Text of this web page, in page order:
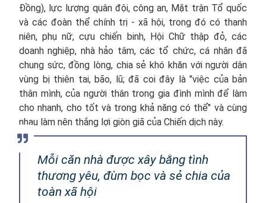
Đồng), lực lượng quân đội, công an, Mặt trận Tổ quốc
và các đoàn thể chính trị - xã hội, trong đó có thanh
niên, phụ nữ, cựu chiến binh, Hội Chữ thập đỏ, các
doanh nghiệp, nhà hảo tâm, các tổ chức, cá nhân đã
chung sức, đồng lòng, chia sẻ khó khăn với người dân
vùng bị thiên tai, bão, lũ; đã coi đây là "việc của bản
thân mình, của người thân trong gia đình mình để làm
cho nhanh, cho tốt và trong khả năng có thể" và cùng
nhau làm nên thắng lợi giòn giã của Chiến dịch này.
Mỗi căn nhà được xây bằng tình
thương yêu, đùm bọc và sẻ chia của
toàn xã hội